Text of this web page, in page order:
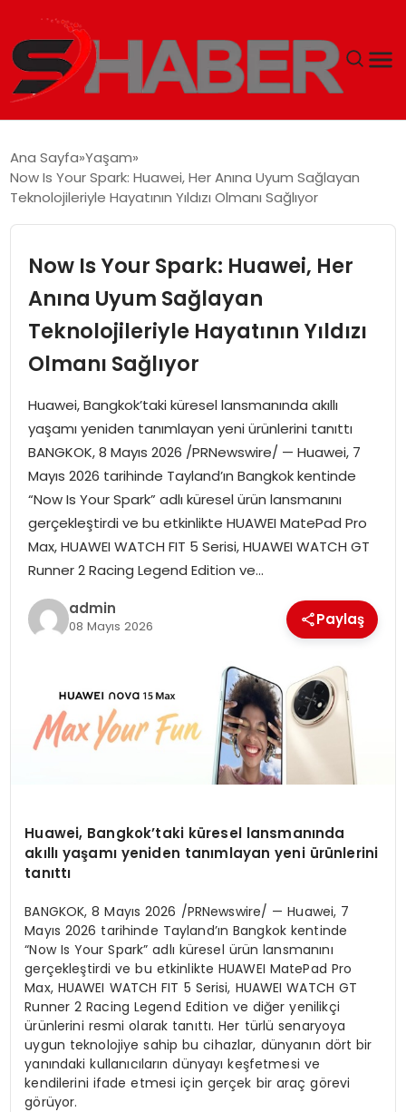
MAGAZIN
EKONOMI
EĞITIM
YAŞAM
Ana Sayfa Yaşam
Now Is Your Spark: Huawei, Her Anına Uyum Sağlayan
Teknolojileriyle Hayatının Yıldızı Olmanı Sağlıyor
Now Is Your Spark: Huawei, Her
Anına Uyum Sağlayan
Teknolojileriyle Hayatının Yıldızı
Olmanı Sağlıyor
Huawei, Bangkok’taki küresel lansmanında akıllı
yaşamı yeniden tanımlayan yeni ürünlerini tanıttı
BANGKOK, 8 Mayıs 2026 /PRNewswire/ — Huawei, 7
Mayıs 2026 tarihinde Tayland’ın Bangkok kentinde
“Now Is Your Spark” adlı küresel ürün lansmanını
gerçekleştirdi ve bu etkinlikte HUAWEI MatePad Pro
Max, HUAWEI WATCH FIT 5 Serisi, HUAWEI WATCH GT
Runner 2 Racing Legend Edition ve…
admin
08 Mayıs 2026 Paylaş
Huawei, Bangkok’taki küresel lansmanında
akıllı yaşamı yeniden tanımlayan yeni ürünlerini
tanıttı
BANGKOK,8 Mayıs 2026 /PRNewswire/ — Huawei, 7
Mayıs 2026 tarihinde Tayland’ın Bangkok kentinde
“Now Is Your Spark” adlı küresel ürün lansmanını
gerçekleştirdi ve bu etkinlikte HUAWEI MatePad Pro
Max, HUAWEI WATCH FIT 5 Serisi, HUAWEI WATCH GT
Runner 2 Racing Legend Edition ve diğer yenilikçi
ürünlerini resmi olarak tanıttı. Her türlü senaryoya
uygun teknolojiye sahip bu cihazlar, dünyanın dört bir
yanındaki kullanıcıların dünyayı keşfetmesi ve
kendilerini ifade etmesi için gerçek bir araç görevi
görüyor.